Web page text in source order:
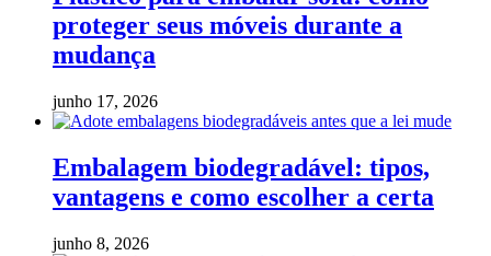
proteger seus móveis durante a
mudança
junho 17, 2026
Embalagem biodegradável: tipos,
vantagens e como escolher a certa
junho 8, 2026